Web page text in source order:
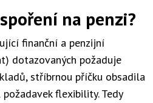
na penzi?
finanční a penzijní
dotazovaných požaduje
stříbrnou příčku obsadila
flexibility. Tedy